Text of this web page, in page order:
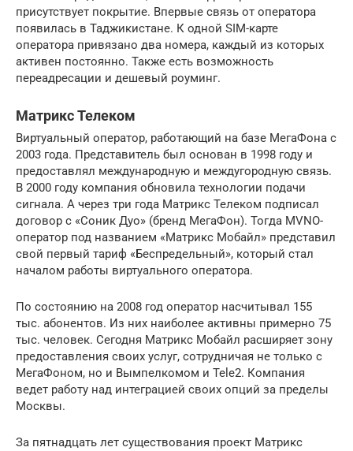
присутствует покрытие. Впервые связь от оператора
появилась в Таджикистане. К одной SIM-карте
оператора привязано два номера, каждый из которых
активен постоянно. Также есть возможность
переадресации и дешевый роуминг.
Матрикс Телеком
Виртуальный оператор, работающий на базе МегаФона с
2003 года. Представитель был основан в 1998 году и
предоставлял международную и междугородную связь.
В 2000 году компания обновила технологии подачи
сигнала. А через три года Матрикс Телеком подписал
договор с «Соник Дуо» (бренд МегаФон). Тогда MVNO-
оператор под названием «Матрикс Мобайл» представил
свой первый тариф «Беспредельный», который стал
началом работы виртуального оператора.
По состоянию на 2008 год оператор насчитывал 155
тыс. абонентов. Из них наиболее активны примерно 75
тыс. человек. Сегодня Матрикс Мобайл расширяет зону
предоставления своих услуг, сотрудничая не только с
МегаФоном, но и Вымпелкомом и Tele2. Компания
ведет работу над интеграцией своих опций за пределы
Москвы.
За пятнадцать лет существования проект Матрикс